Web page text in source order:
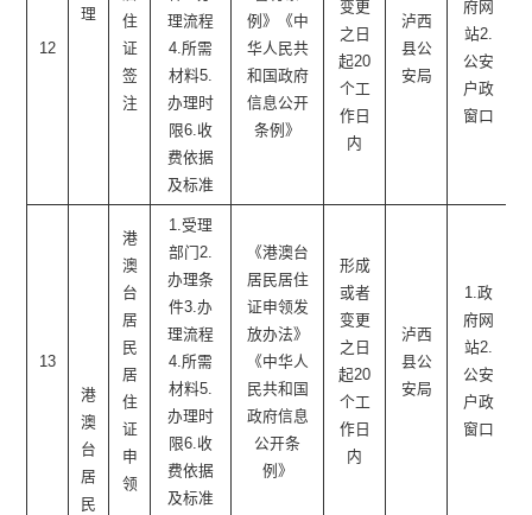
理
12
住
证
签
注
理流程
4.所需
材料5.
办理时
限6.收
费依据
及标准
例》《中
华人民共
和国政府
信息公开
条例》
变更
之日
起20
个工
作日
内
泸西
县公
安局
府网
站2.
公安
户政
窗口
13
港
澳
台
居
民
港
澳
台
居
民
居
住
证
申
领
1.受理
部门2.
办理条
件3.办
理流程
4.所需
材料5.
办理时
限6.收
费依据
及标准
《港澳台
居民居住
证申领发
放办法》
《中华人
民共和国
政府信息
公开条
例》
形成
或者
变更
之日
起20
个工
作日
内
泸西
县公
安局
1.政
府网
站2.
公安
户政
窗口